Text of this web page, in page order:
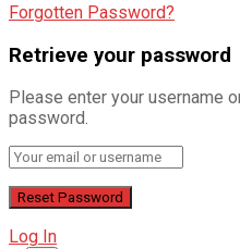
Forgotten Password?
Retrieve your password
Please enter your username
password.
Log In